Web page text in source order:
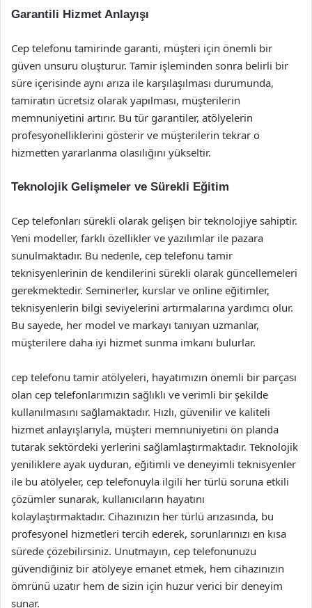
Garantili Hizmet Anlayışı
Cep telefonu tamirinde garanti, müşteri için önemli bir
güven unsuru oluşturur. Tamir işleminden sonra belirli bir
süre içerisinde aynı arıza ile karşılaşılması durumunda,
tamiratın ücretsiz olarak yapılması, müşterilerin
memnuniyetini artırır. Bu tür garantiler, atölyelerin
profesyonelliklerini gösterir ve müşterilerin tekrar o
hizmetten yararlanma olasılığını yükseltir.
Teknolojik Gelişmeler ve Sürekli Eğitim
Cep telefonları sürekli olarak gelişen bir teknolojiye sahiptir.
Yeni modeller, farklı özellikler ve yazılımlar ile pazara
sunulmaktadır. Bu nedenle, cep telefonu tamir
teknisyenlerinin de kendilerini sürekli olarak güncellemeleri
gerekmektedir. Seminerler, kurslar ve online eğitimler,
teknisyenlerin bilgi seviyelerini artırmalarına yardımcı olur.
Bu sayede, her model ve markayı tanıyan uzmanlar,
müşterilere daha iyi hizmet sunma imkanı bulurlar.
cep telefonu tamir atölyeleri, hayatımızın önemli bir parçası
olan cep telefonlarımızın sağlıklı ve verimli bir şekilde
kullanılmasını sağlamaktadır. Hızlı, güvenilir ve kaliteli
hizmet anlayışlarıyla, müşteri memnuniyetini ön planda
tutarak sektördeki yerlerini sağlamlaştırmaktadır. Teknolojik
yeniliklere ayak uyduran, eğitimli ve deneyimli teknisyenler
ile bu atölyeler, cep telefonuyla ilgili her türlü soruna etkili
çözümler sunarak, kullanıcıların hayatını
kolaylaştırmaktadır. Cihazınızın her türlü arızasında, bu
profesyonel hizmetleri tercih ederek, sorunlarınızı en kısa
sürede çözebilirsiniz. Unutmayın, cep telefonunuzu
güvendiğiniz bir atölyeye emanet etmek, hem cihazınızın
ömrünü uzatır hem de sizin için huzur verici bir deneyim
sunar.